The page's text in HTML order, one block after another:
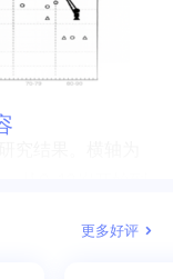
都显著高于女性
更多好评